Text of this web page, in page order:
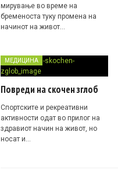
мирување во време на
бременоста туку промена на
начинот на живот…
МЕДИЦИНА
Повреди на скочен зглоб
Спортските и рекреативни
активности одат во прилог на
здравиот начин на живот, но
носат и…